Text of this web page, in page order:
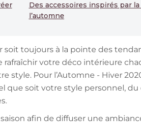
Des accessoires inspirés par
l’automne
toujours à la pointe des
rafraîchir votre déco intérieure
style. Pour l’Automne - Hiver
que soit votre style personnel,
afin de diffuser une